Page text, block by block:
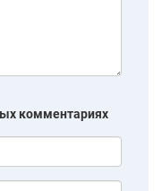
комментариях